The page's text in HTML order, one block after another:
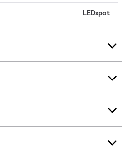
LEDspot